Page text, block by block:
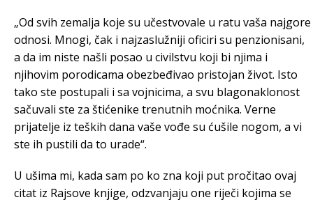
„Od svih zemalja koje su učestvovale u ratu vaša najgore
odnosi. Mnogi, čak i najzaslužniji oficiri su penzionisani,
a da im niste našli posao u civilstvu koji bi njima i
njihovim porodicama obezbeđivao pristojan život. Isto
tako ste postupali i sa vojnicima, a svu blagonaklonost
sačuvali ste za štićenike trenutnih moćnika. Verne
prijatelje iz teških dana vaše vođe su ćušile nogom, a vi
ste ih pustili da to urade“.
U ušima mi, kada sam po ko zna koji put pročitao ovaj
citat iz Rajsove knjige, odzvanjaju one riječi kojima se